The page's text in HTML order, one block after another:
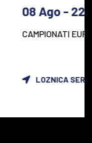
2026